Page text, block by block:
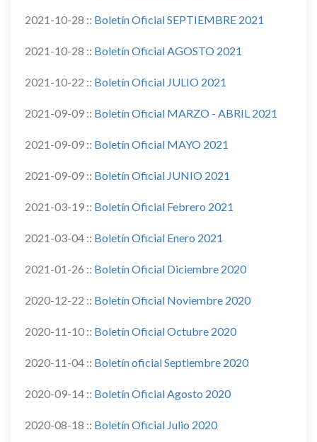
2021-10-28 :: Boletín Oficial SEPTIEMBRE 2021
2021-10-28 :: Boletín Oficial AGOSTO 2021
2021-10-22 :: Boletín Oficial JULIO 2021
2021-09-09 :: Boletín Oficial MARZO - ABRIL 2021
2021-09-09 :: Boletín Oficial MAYO 2021
2021-09-09 :: Boletín Oficial JUNIO 2021
2021-03-19 :: Boletín Oficial Febrero 2021
2021-03-04 :: Boletín Oficial Enero 2021
2021-01-26 :: Boletín Oficial Diciembre 2020
2020-12-22 :: Boletín Oficial Noviembre 2020
2020-11-10 :: Boletín Oficial Octubre 2020
2020-11-04 :: Boletín oficial Septiembre 2020
2020-09-14 :: Boletín Oficial Agosto 2020
2020-08-18 :: Boletín Oficial Julio 2020